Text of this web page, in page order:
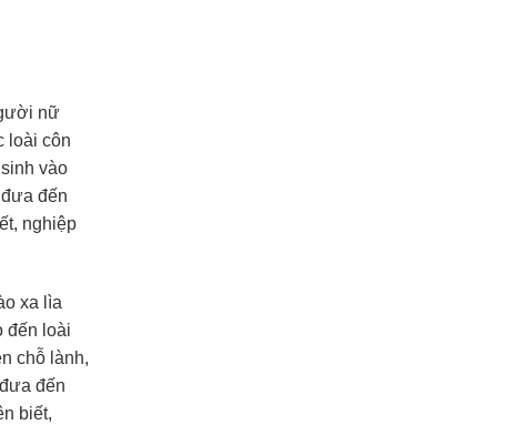
nữ
loài côn
vào
đến
nghiệp
xa lìa
đến loài
chỗ lành,
đến
biết,